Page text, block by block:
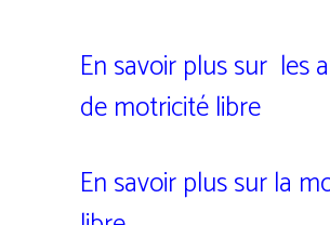
En savoir plus sur les
de motricité libre
En savoir plus sur la